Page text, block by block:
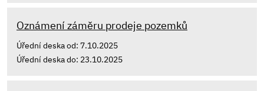
Oznámení záměru prodeje pozemků
Úřední deska od: 7.10.2025
Úřední deska do: 23.10.2025